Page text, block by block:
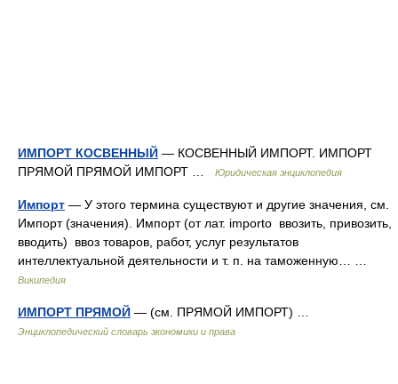
ИМПОРТ КОСВЕННЫЙ — КОСВЕННЫЙ ИМПОРТ. ИМПОРТ
ПРЯМОЙ ПРЯМОЙ ИМПОРТ …
Юридическая энциклопедия
Импорт — У этого термина существуют и другие значения, см.
Импорт (значения). Импорт (от лат. importo ввозить, привозить,
вводить) ввоз товаров, работ, услуг результатов
интеллектуальной деятельности и т. п. на таможенную… …
Википедия
ИМПОРТ ПРЯМОЙ — (см. ПРЯМОЙ ИМПОРТ) …
Энциклопедический словарь экономики и права